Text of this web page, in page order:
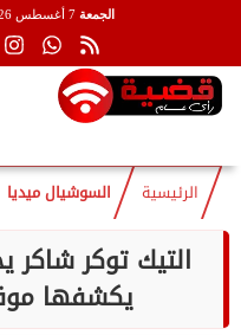
الجمعة
الرئيسية السوشيال ميديا
التيك توكر شاكر
يكشفها